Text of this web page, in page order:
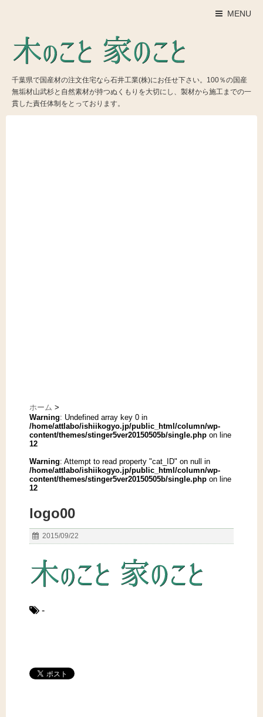
MENU
千葉県で国産材の注文住宅なら石井工業(株)にお任せ下さい。100％の国産
無垢材山武杉と自然素材が持つぬくもりを大切にし、製材から施工までの一
貫した責任体制をとっております。
ホーム >
Warning: Undefined array key 0 in
/home/attlabo/ishiikogyo.jp/public_html/column/wp-
content/themes/stinger5ver20150505b/single.php on line
12
Warning: Attempt to read property "cat_ID" on null in
/home/attlabo/ishiikogyo.jp/public_html/column/wp-
content/themes/stinger5ver20150505b/single.php on line
12
logo00
2015/09/22
-